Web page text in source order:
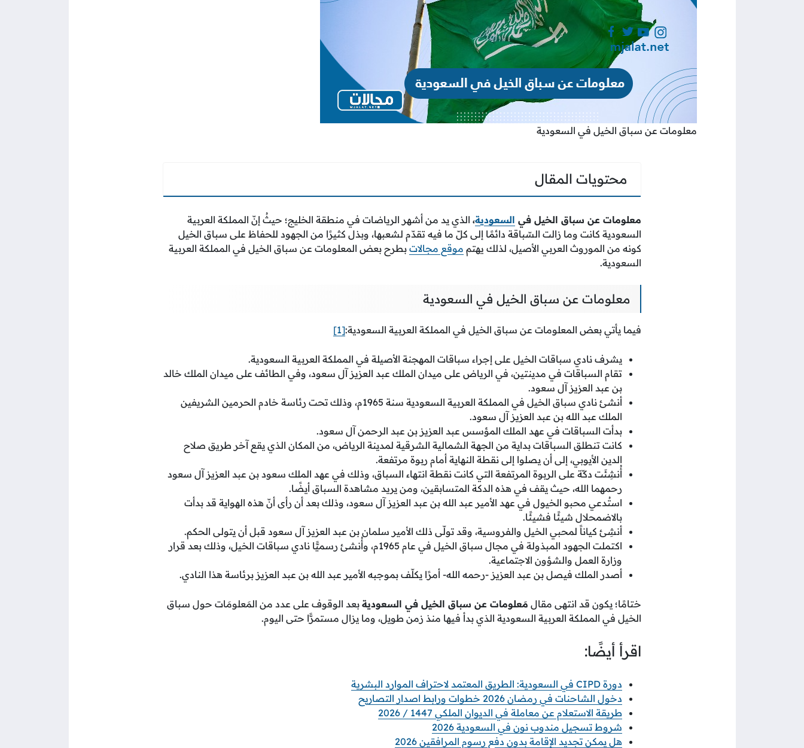
معلومات عن سباق الخيل في السعودية
محتويات المقال
معلومات عن سباق الخيل في السعودية، الذي يد من أشهر الرياضات في منطقة الخليج؛ حيثُ إنّ المملكة العربية
السعودية كانت وما زالت السّباقة دائمًا إلى كلّ ما فيه تقدّم لشعبها، وبذل كثيرًا من الجهود للحفاظ على سباق الخيل
كونه من الموروث العربي الأصيل، لذلك يهتم موقع مجالات بطرح بعض المعلومات عن سباق الخيل في المملكة العربية
السعودية.
معلومات عن سباق الخيل في السعودية
فيما يأتي بعض المعلومات عن سباق الخيل في المملكة العربية السعودية:[1]
يشرف نادي سباقات الخيل على إجراء سباقات المهجنة الأصيلة في المملكة العربية السعودية.
تقام السباقات في مدينتين، في الرياض على ميدان الملك عبد العزيز آل سعود، وفي الطائف على ميدان الملك خالد
بن عبد العزيز آل سعود.
أنشئ نادي سباق الخيل في المملكة العربية السعودية سنة 1965م، وذلك تحت رئاسة خادم الحرمين الشريفين
الملك عبد الله بن عبد العزيز آل سعود.
بدأت السباقات في عهد الملك المؤسس عبد العزيز بن عبد الرحمن آل سعود.
كانت تنطلق السباقات بداية من الجهة الشمالية الشرقية لمدينة الرياض، من المكان الذي يقع آخر طريق صلاح
الدين الأيوبي، إلى أن يصلوا إلى نقطة النهاية أمام ربوة مرتفعة.
أُنشِئَت دكّة على الربوة المرتفعة التي كانت نقطة انتهاء السباق، وذلك في عهد الملك سعود بن عبد العزيز آل سعود
رحمهما الله، حيث يقف في هذه الدكة المتسابقين، ومن يريد مشاهدة السباق أيضًا.
استُدعي محبو الخيول في عهد الأمير عبد الله بن عبد العزيز آل سعود، وذلك بعد أن رأى أنّ هذه الهواية قد بدأت
بالاضمحلال شيئًا فشيئًا.
أنشِئ كياناً لمحبي الخيل والفروسية، وقد تولّى ذلك الأمير سلمان بن عبد العزيز آل سعود قبل أن يتولى الحكم.
اكتملت الجهود المبذولة في مجال سباق الخيل في عام 1965م، وأُنشئ رسميًّا نادي سباقات الخيل، وذلك بعد قرار
وزارة العمل والشؤون الاجتماعية.
أصدر الملك فيصل بن عبد العزيز -رحمه الله- أمرًا يكلّف بموجبه الأمير عبد الله بن عبد العزيز برئاسة هذا النادي.
ختامًا؛ يكون قد انتهى مقال مَعلومات عن سباق الخيل في السعودية بعد الوقوف على عدد من المَعلومَات حول سباق
الخيل في المملكة العربية السعودية الذي بدأ فيها منذ زمن طويل، وما يزال مستمرًّا حتى اليوم.
اقرأ أيضًا:
دورة CIPD في السعودية: الطريق المعتمد لاحتراف الموارد البشرية
دخول الشاحنات في رمضان 2026 خطوات ورابط اصدار التصاريح
طريقة الاستعلام عن معاملة في الديوان الملكي 1447 / 2026
شروط تسجيل مندوب نون في السعودية 2026
هل يمكن تجديد الإقامة بدون دفع رسوم المرافقين 2026